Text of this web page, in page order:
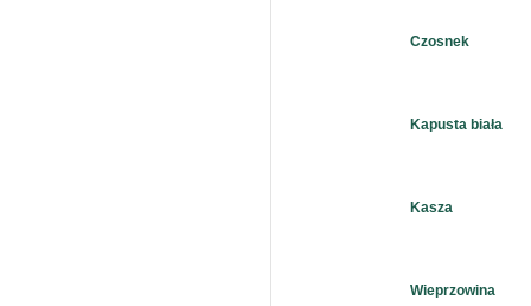
Czosnek
Kapusta biała
Kasza
Wieprzowina